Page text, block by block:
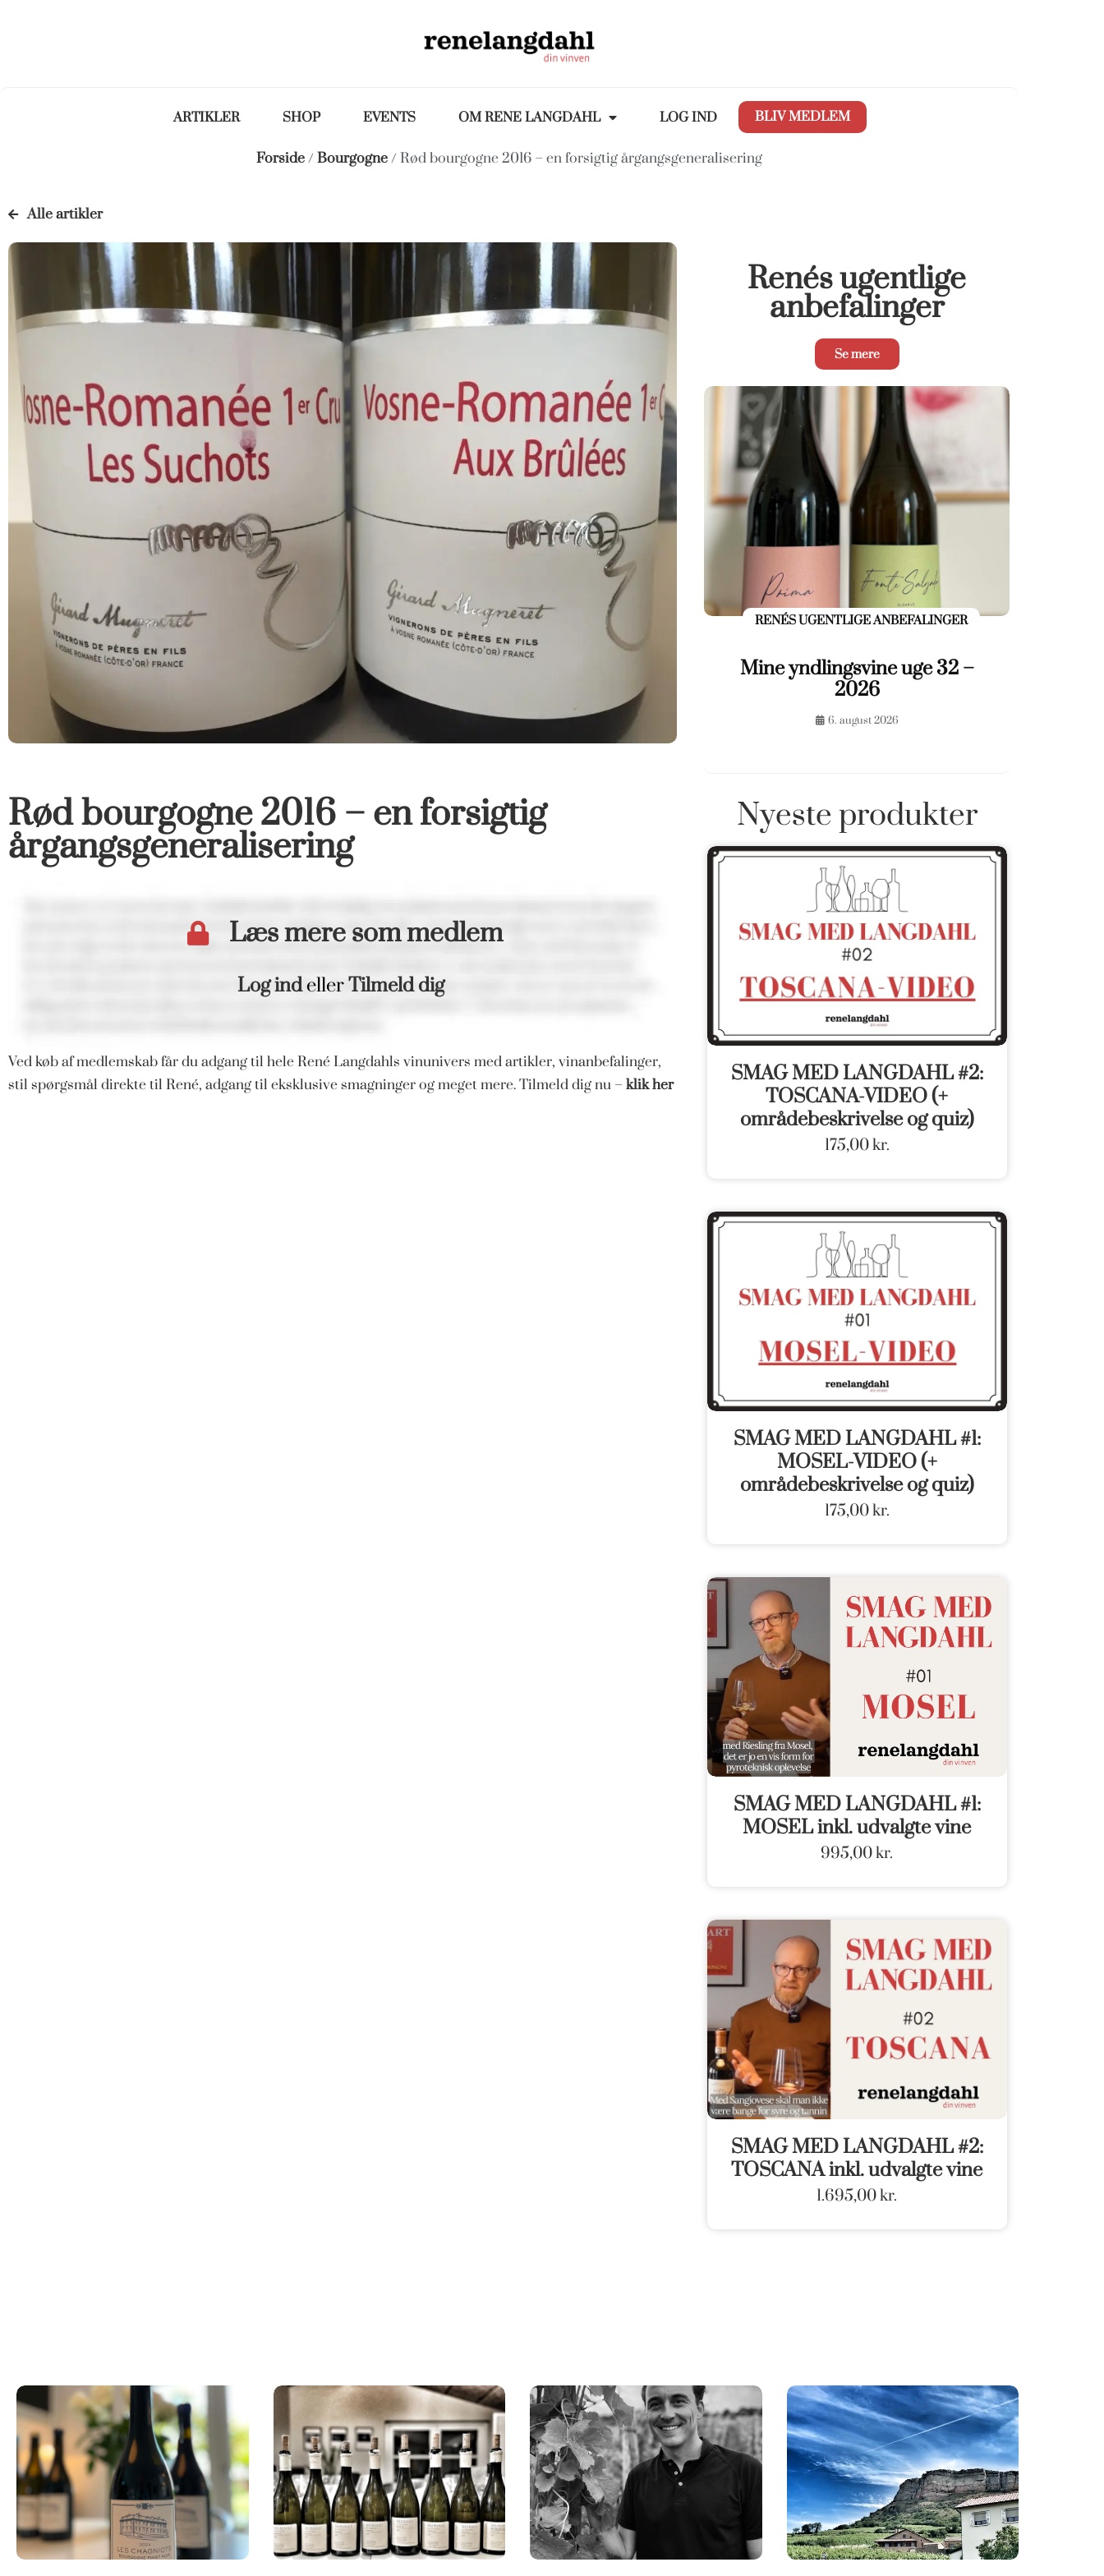
ARTIKLER SHOP EVENTS OM RENE LANGDAHL LOG IND BLIV MEDLEM
Forside/ Bourgogne/ Rød bourgogne 2016 – en forsigtig årgangsgeneralisering
Alle artikler
Rød bourgogne 2016 – en forsigtig
årgangsgeneralisering
Læs mere som medlem
Log indellerTilmeld dig
Ved køb af medlemskab får du adgang til hele René Langdahls vinunivers med artikler, vinanbefalinger,
stil spørgsmål direkte til René, adgang til eksklusive smagninger og meget mere. Tilmeld dig nu – klik her
Renés ugentlige
anbefalinger
Se mere
RENÉS UGENTLIGE ANBEFALINGER
Mine yndlingsvine uge 32 –
2026
6. august 2026
Nyeste produkter
SMAG MED LANGDAHL #2:
TOSCANA-VIDEO (+
områdebeskrivelse og quiz)
175,00kr.
SMAG MED LANGDAHL #1:
MOSEL-VIDEO (+
områdebeskrivelse og quiz)
175,00kr.
SMAG MED LANGDAHL #1:
MOSEL inkl. udvalgte vine
995,00kr.
SMAG MED LANGDAHL #2:
TOSCANA inkl. udvalgte vine
1.695,00kr.